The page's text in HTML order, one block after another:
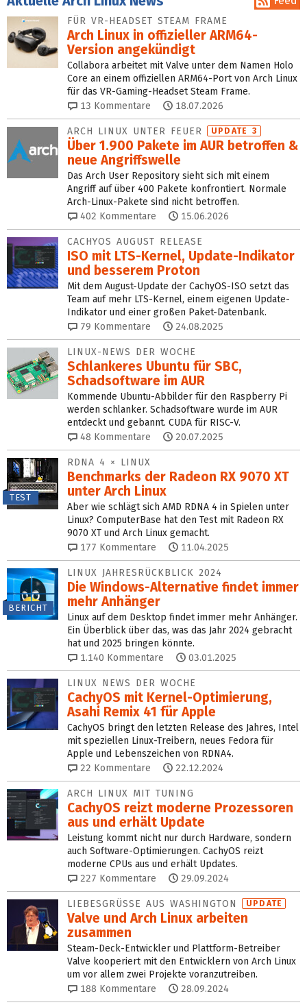
FÜR VR-HEADSET STEAM FRAME
Arch Linux in offizieller ARM64-
Version angekündigt
Collabora arbeitet mit Valve unter dem Namen Holo
Core an einem offiziellen ARM64-Port von Arch Linux
für das VR-Gaming-Headset Steam Frame.
13 Kommentare 18.07.2026
ARCH LINUX UNTER FEUER UPDATE 3
Über 1.900 Pakete im AUR betroffen &
neue Angriffswelle
Das Arch User Repository sieht sich mit einem
Angriff auf über 400 Pakete konfrontiert. Normale
Arch-Linux-Pakete sind nicht betroffen.
402 Kommentare 15.06.2026
CACHYOS AUGUST RELEASE
ISO mit LTS-Kernel, Update-Indikator
und besserem Proton
Mit dem August-Update der CachyOS-ISO setzt das
Team auf mehr LTS-Kernel, einem eigenen Update-
Indikator und einer großen Paket-Datenbank.
79 Kommentare 24.08.2025
LINUX-NEWS DER WOCHE
Schlankeres Ubuntu für SBC,
Schadsoftware im AUR
Kommende Ubuntu-Abbilder für den Raspberry Pi
werden schlanker. Schadsoftware wurde im AUR
entdeckt und gebannt. CUDA für RISC-V.
48 Kommentare 20.07.2025
TEST
RDNA 4 × LINUX
Benchmarks der Radeon RX 9070 XT
unter Arch Linux
Aber wie schlägt sich AMD RDNA 4 in Spielen unter
Linux? ComputerBase hat den Test mit Radeon RX
9070 XT und Arch Linux gemacht.
177 Kommentare 11.04.2025
BERICHT
LINUX JAHRESRÜCKBLICK 2024
Die Windows-Alternative findet immer
mehr Anhänger
Linux auf dem Desktop findet immer mehr Anhänger.
Ein Überblick über das, was das Jahr 2024 gebracht
hat und 2025 bringen könnte.
1.140 Kommentare 03.01.2025
LINUX NEWS DER WOCHE
CachyOS mit Kernel-Optimierung,
Asahi Remix 41 für Apple
CachyOS bringt den letzten Release des Jahres, Intel
mit speziellen Linux-Treibern, neues Fedora für
Apple und Lebenszeichen von RDNA4.
22 Kommentare 22.12.2024
ARCH LINUX MIT TUNING
CachyOS reizt moderne Prozessoren
aus und erhält Update
Leistung kommt nicht nur durch Hardware, sondern
auch Software-Optimierungen. CachyOS reizt
moderne CPUs aus und erhält Updates.
227 Kommentare 29.09.2024
LIEBESGRÜSSE AUS WASHINGTON UPDATE
Valve und Arch Linux arbeiten
zusammen
Steam-Deck-Entwickler und Plattform-Betreiber
Valve kooperiert mit den Entwicklern von Arch Linux
um vor allem zwei Projekte voranzutreiben.
188 Kommentare 28.09.2024